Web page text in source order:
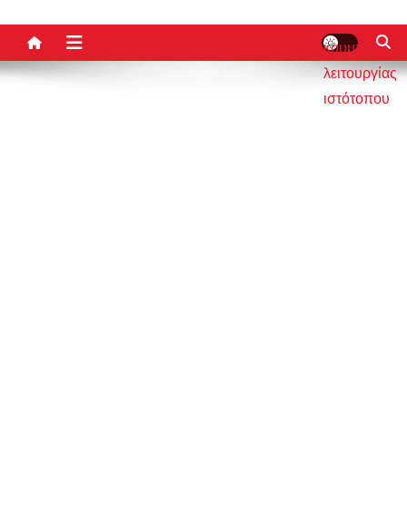
κουμπί
λειτουργίας
ιστότοπου